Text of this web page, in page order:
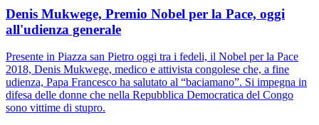
Denis Mukwege, Premio Nobel per la Pace, oggi
all'udienza generale
Presente in Piazza san Pietro oggi tra i fedeli, il Nobel per la Pace
2018, Denis Mukwege, medico e attivista congolese che, a fine
udienza, Papa Francesco ha salutato al “baciamano”. Si impegna in
difesa delle donne che nella Repubblica Democratica del Congo
sono vittime di stupro.